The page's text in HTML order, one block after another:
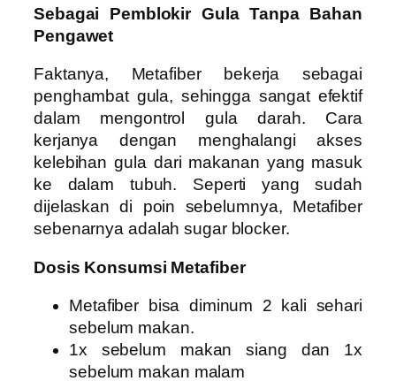
Sebagai Pemblokir Gula Tanpa Bahan
Pengawet
Faktanya, Metafiber bekerja sebagai
penghambat gula, sehingga sangat efektif
dalam mengontrol gula darah. Cara
kerjanya dengan menghalangi akses
kelebihan gula dari makanan yang masuk
ke dalam tubuh. Seperti yang sudah
dijelaskan di poin sebelumnya, Metafiber
sebenarnya adalah sugar blocker.
Dosis Konsumsi Metafiber
Metafiber bisa diminum 2 kali sehari
sebelum makan.
1x sebelum makan siang dan 1x
sebelum makan malam